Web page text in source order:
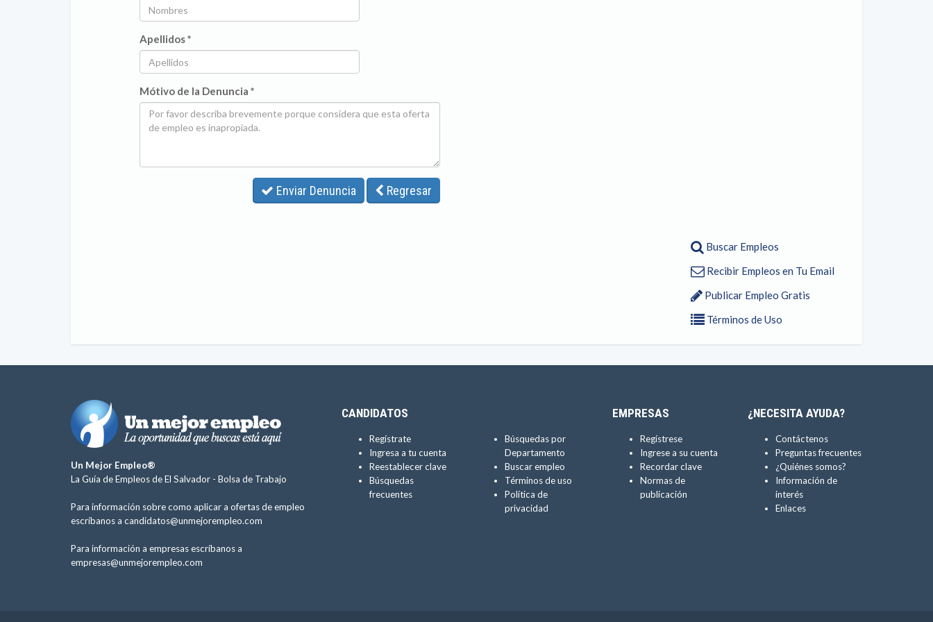
Apellidos *
Mótivo de la Denuncia *
Enviar Denuncia Regresar
Buscar Empleos
Recibir Empleos en Tu Email
Publicar Empleo Gratis
Términos de Uso
Un Mejor Empleo®
La Guía de Empleos de El Salvador - Bolsa de Trabajo
Para información sobre como aplicar a ofertas de empleo
escríbanos a candidatos@unmejorempleo.com
Para información a empresas escríbanos a
empresas@unmejorempleo.com
CANDIDATOS
Regístrate
Ingresa a tu cuenta
Reestablecer clave
Búsquedas
frecuentes
Búsquedas por
Departamento
Buscar empleo
Términos de uso
Política de
privacidad
EMPRESAS
Regístrese
Ingrese a su cuenta
Recordar clave
Normas de
publicación
¿NECESITA AYUDA?
Contáctenos
Preguntas frecuentes
¿Quiénes somos?
Información de
interés
Enlaces